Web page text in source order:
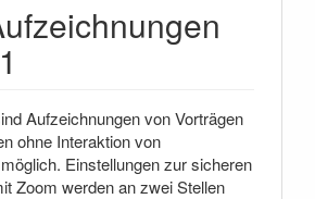
Aufzeichnungen von Vorträgen
ohne Interaktion von
Einstellungen zur sicheren
Zoom werden an zwei Stellen